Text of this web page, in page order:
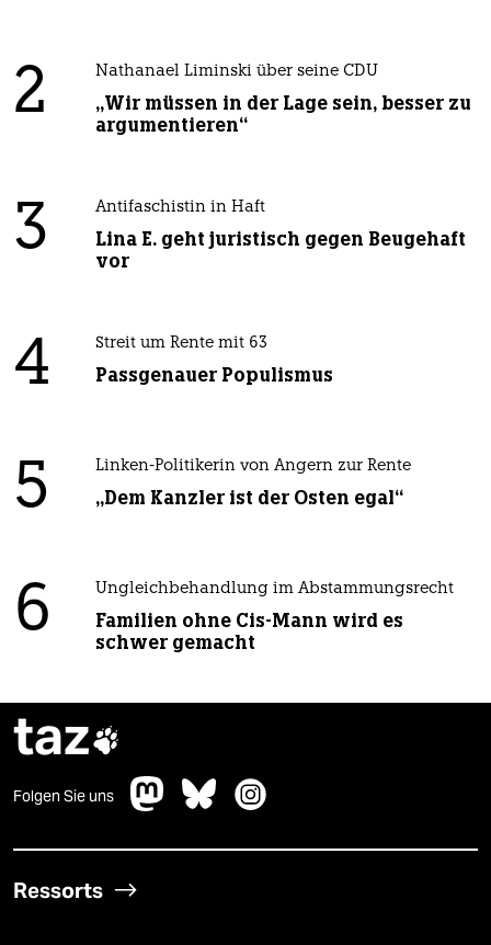
2 Nathanael Liminski über seine CDU
„Wir müssen in der Lage sein, besser zu
argumentieren“
3 Antifaschistin in Haft
Lina E. geht juristisch gegen Beugehaft
vor
4 Streit um Rente mit 63
Passgenauer Populismus
5 Linken-Politikerin von Angern zur Rente
„Dem Kanzler ist der Osten egal“
6 Ungleichbehandlung im Abstammungsrecht
Familien ohne Cis-Mann wird es
schwer gemacht
taz
Folgen Sie uns
Ressorts